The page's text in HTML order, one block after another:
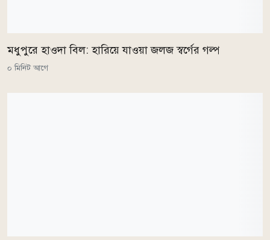
মধুপুরে হাওদা বিল: হারিয়ে যাওয়া জলজ স্বর্গের গল্প
০ মিনিট আগে